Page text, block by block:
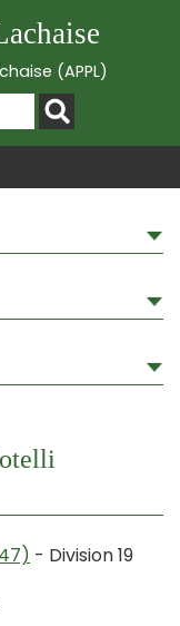
(APPL)
- Division 19